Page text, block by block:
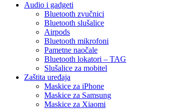
Audio i gadgeti
Bluetooth zvučnici
Bluetooth slušalice
Airpods
Bluetooth mikrofoni
Pametne naočale
Bluetooth lokatori – TAG
Slušalice za mobitel
Zaštita uređaja
Maskice za iPhone
Maskice za Samsung
Maskice za Xiaomi